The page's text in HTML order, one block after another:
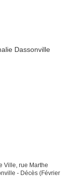
Ville, rue Marthe
- Décès (Février